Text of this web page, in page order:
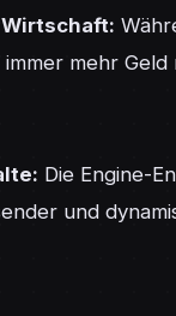
mehr Geld
Die Engine-
und